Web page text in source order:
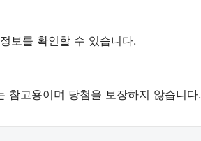
보를 확인할 수 있습니다.
참고용이며 당첨을 보장하지 않습니다.